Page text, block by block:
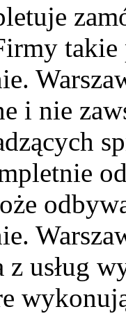
i nie
z usług